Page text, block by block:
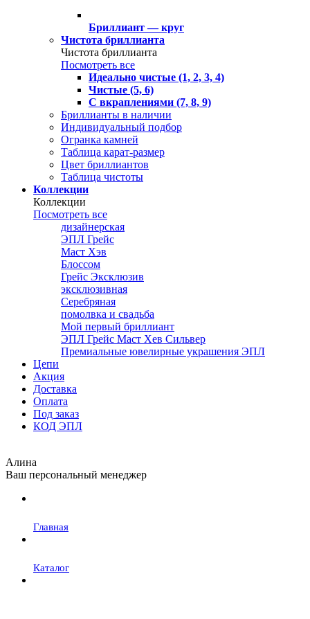
Бриллиант — круг
Чистота бриллианта
Чистота бриллианта
Посмотреть все
Идеально чистые (1, 2, 3, 4)
Чистые (5, 6)
С вкраплениями (7, 8, 9)
Бриллианты в наличии
Индивидуальный подбор
Огранка камней
Таблица карат-размер
Цвет бриллиантов
Таблица чистоты
Коллекции
Коллекции
Посмотреть все
дизайнерская
ЭПЛ Грейс
Маст Хэв
Блоссом
Грейс Эксклюзив
эксклюзивная
Серебряная
помолвка и свадьба
Мой первый бриллиант
ЭПЛ Грейс Маст Хев Сильвер
Премиальные ювелирные украшения ЭПЛ
Цепи
Акция
Доставка
Оплата
Под заказ
КОД ЭПЛ
Алина
Ваш персональный менеджер
Главная
Каталог